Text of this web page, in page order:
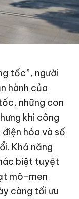
tốc”, người
hành của
những con
khi công
hóa và số
Khả năng
biệt tuyệt
mô-men
càng tối ưu